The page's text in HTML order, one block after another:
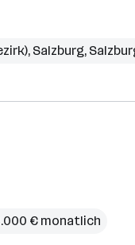
, Salzburg,
€ monatlich